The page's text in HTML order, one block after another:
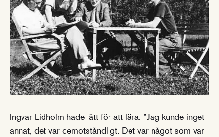
Ingvar Lidholm hade lätt för att lära. ”Jag kunde inget
annat, det var oemotståndligt. Det var något som var